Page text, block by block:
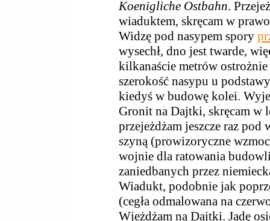
Koenigliche Ostbahn.
wiaduktem, skręcam w
Widzę pod nasypem spory
wysechł, dno jest twarde,
kilkanaście metrów
szerokość nasypu u
kiedyś w budowę kolei.
Gronit na Dajtki, skręcam w
przejeżdżam jeszcze raz pod
szyną (prowizoryczne
wojnie dla ratowania
zaniedbanych przez
Wiadukt, podobnie jak
(cegła odmalowana na
Wjeżdżam na Dajtki. Jadę